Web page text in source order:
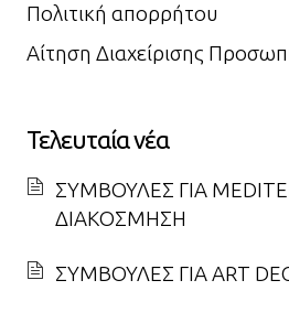
Πολιτική απορρήτου
Αίτηση Διαχείρισης
Τελευταία νέα
ΣΥΜΒΟΥΛΕΣ ΓΙΑ
ΔΙΑΚΟΣΜΗΣΗ
ΣΥΜΒΟΥΛΕΣ ΓΙΑ ART